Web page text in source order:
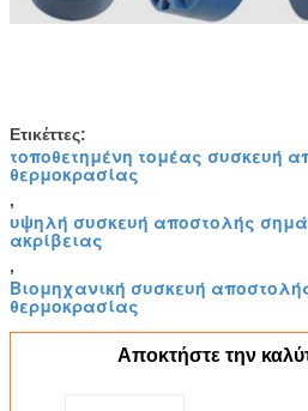
Ετικέττες:
τοποθετημένη τομέας συσκευή
θερμοκρασίας
,
υψηλή συσκευή αποστολής
ακρίβειας
,
Βιομηχανική συσκευή
θερμοκρασίας
Αποκτήστε την